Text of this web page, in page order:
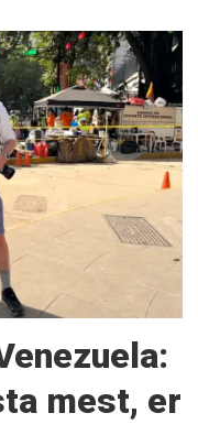
mest, er